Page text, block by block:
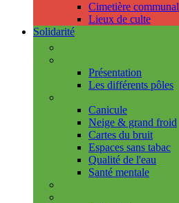
Cimetière communal
Lieux de culte
Solidarité
Présentation
Les différents pôles
Canicule
Neige & grand froid
Cartes du bruit
Espaces sans tabac
Qualité de l'eau
Santé mentale